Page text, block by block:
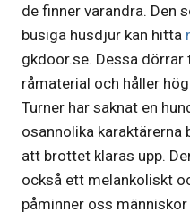
de finner varandra.
busiga husdjur kan hitta
gkdoor.se. Dessa
råmaterial och håller
Turner har saknat en
osannolika karaktärerna
att brottet klaras upp.
också ett melankoliskt
påminner oss